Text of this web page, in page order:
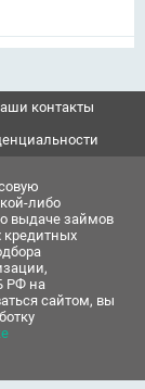
контакты
либо
выдаче займов
кредитных
РФ на
сайтом, вы